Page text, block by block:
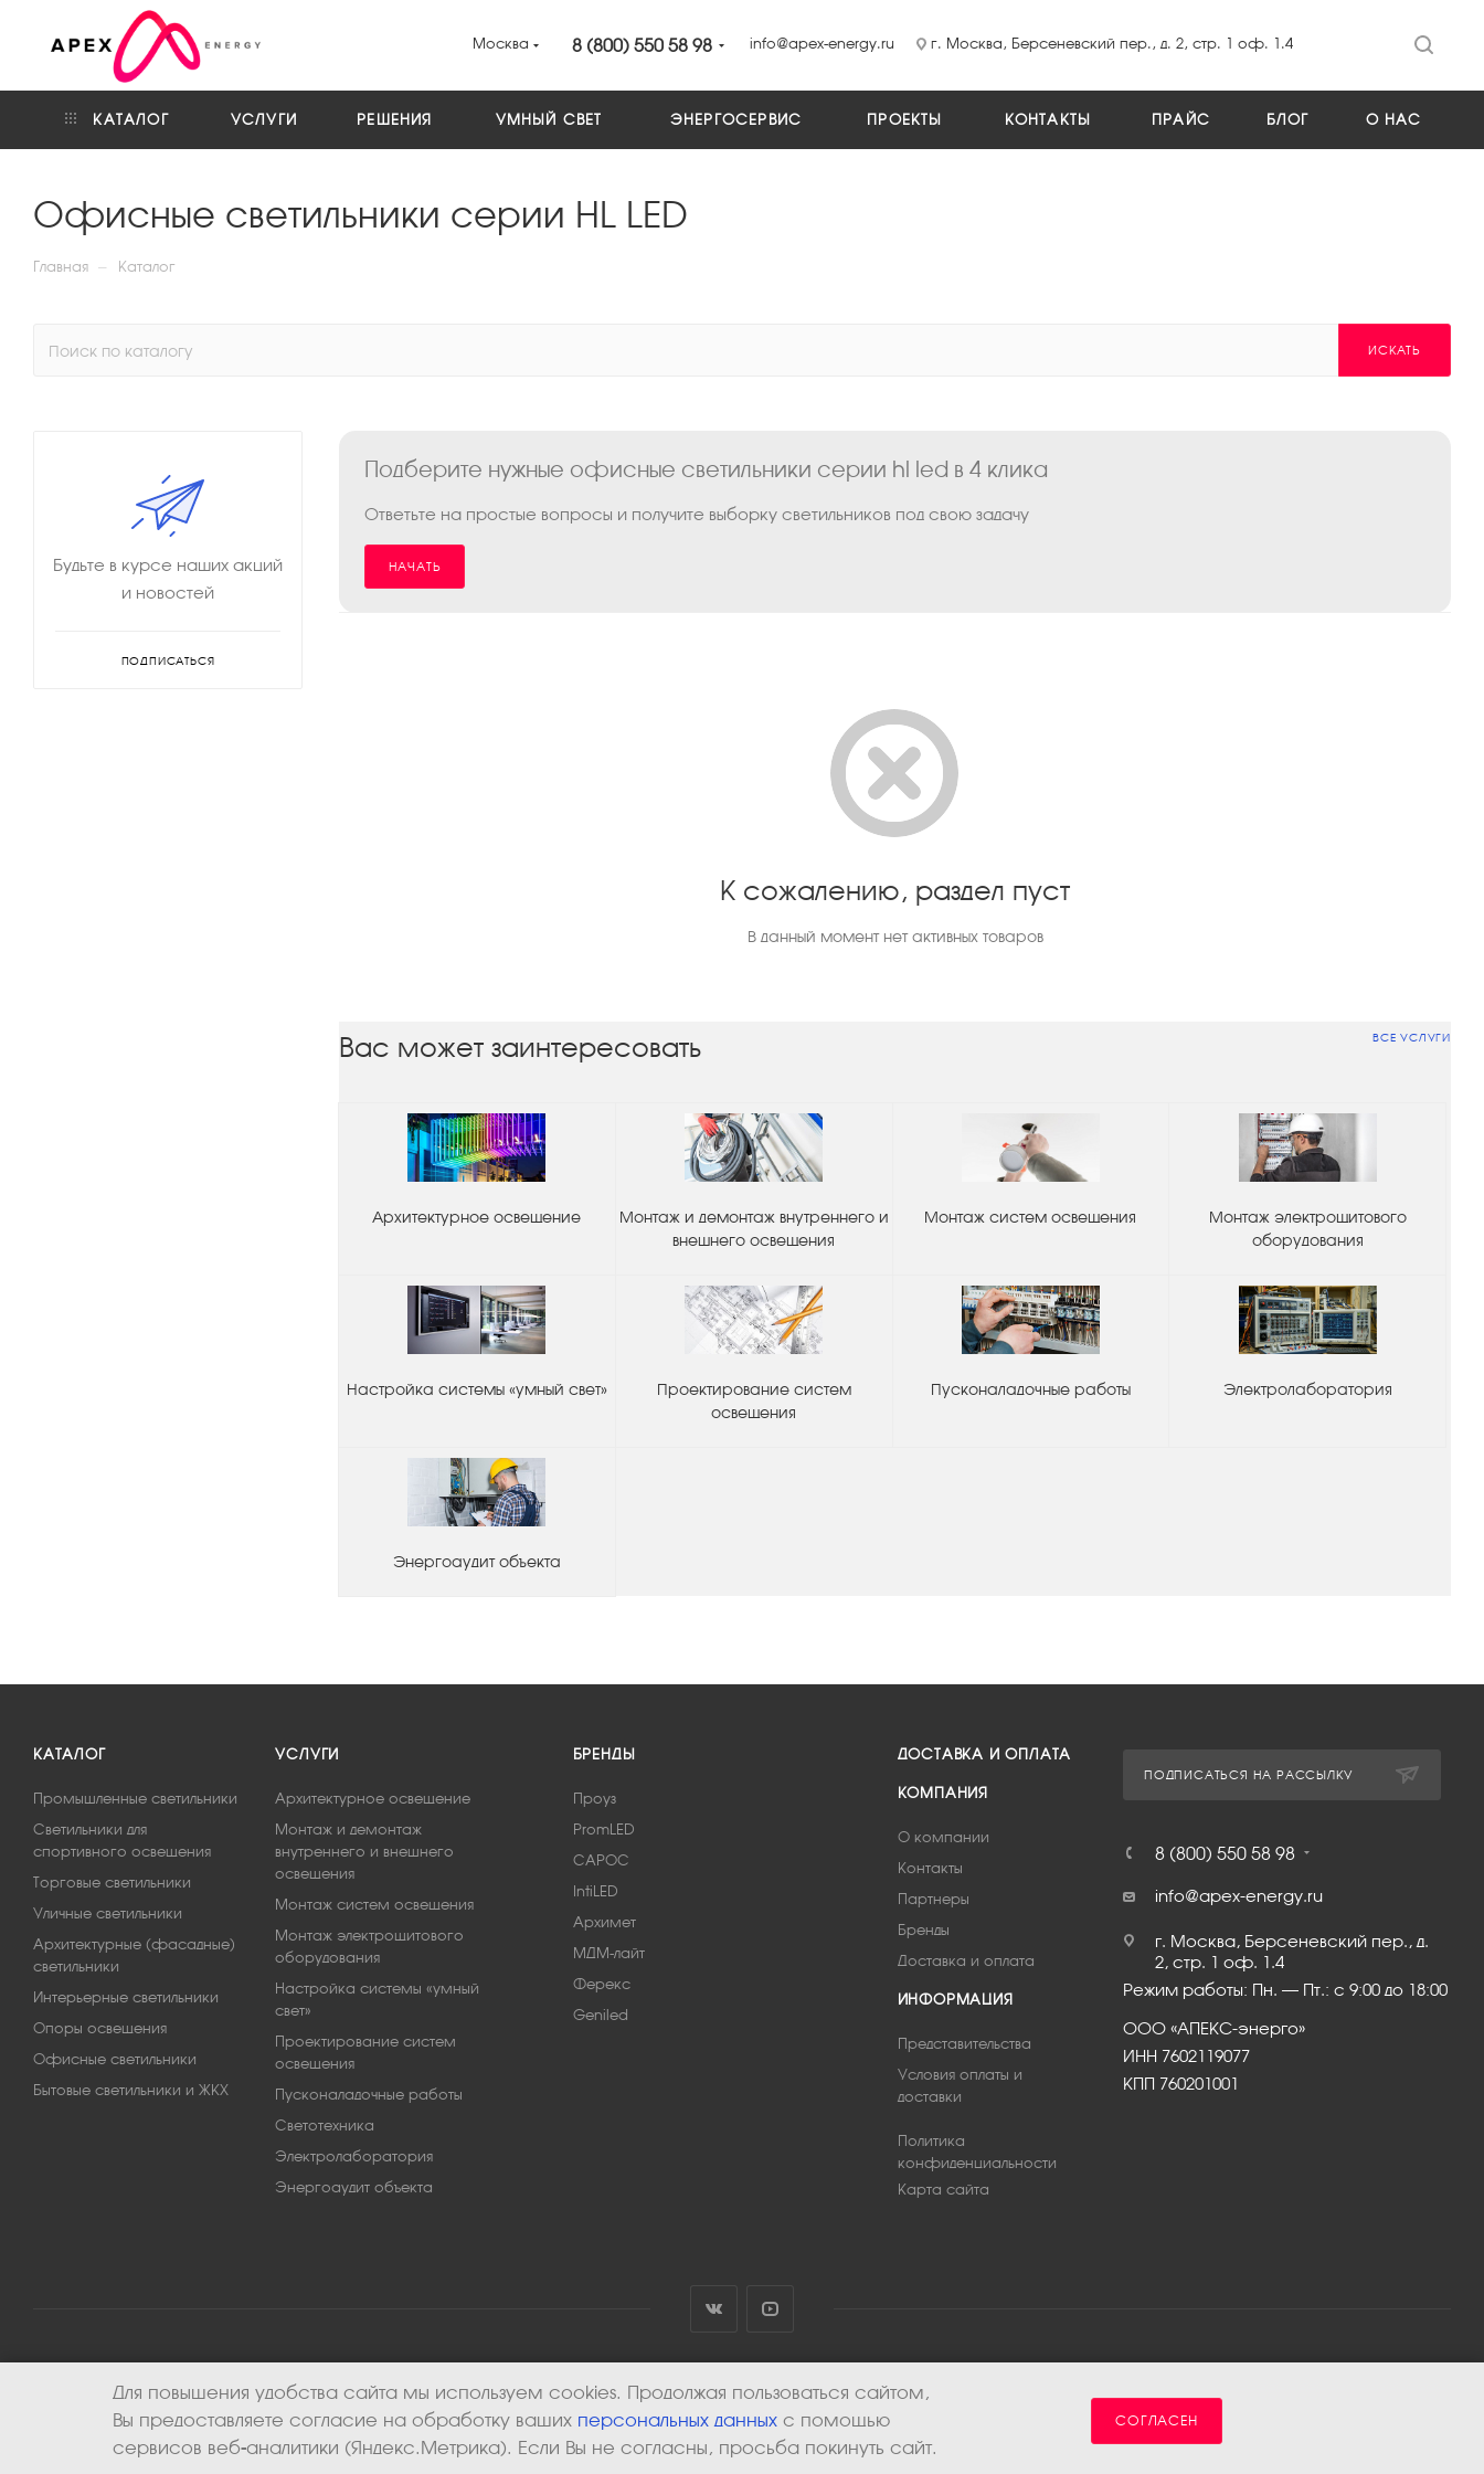
Москва 8 (800) 550 58 98 info@apex-energy.ru г. Москва, Берсеневский пер., д. 2, стр. 1 оф. 1.4
КАТАЛОГ УСЛУГИ РЕШЕНИЯ УМНЫЙ СВЕТ ЭНЕРГОСЕРВИС ПРОЕКТЫ КОНТАКТЫ ПРАЙС БЛОГ О НАС
Офисные светильники серии HL LED
Главная — Каталог
ИСКАТЬ
Подберите нужные офисные светильники серии hl led в 4 клика
Ответьте на простые вопросы и получите выборку светильников под свою задачу
НАЧАТЬ
К сожалению, раздел пуст
В данный момент нет активных товаров
Вас может заинтересовать ВСЕ УСЛУГИ
Архитектурное освещение
Монтаж и демонтаж внутреннего и
внешнего освещения
Монтаж систем освещения
Монтаж электрощитового
оборудования
Настройка системы «умный свет»
Проектирование систем
освещения
Пусконаладочные работы Электролаборатория
Энергоаудит объекта
Будьте в курсе наших акций
и новостей
ПОДПИСАТЬСЯ
КАТАЛОГ
Промышленные светильники
Светильники для
спортивного освещения
Торговые светильники
Уличные светильники
Архитектурные (фасадные)
светильники
Интерьерные светильники
Опоры освещения
Офисные светильники
Бытовые светильники и ЖКХ
УСЛУГИ
Архитектурное освещение
Монтаж и демонтаж
внутреннего и внешнего
освещения
Монтаж систем освещения
Монтаж электрощитового
оборудования
Настройка системы «умный
свет»
Проектирование систем
освещения
Пусконаладочные работы
Светотехника
Электролаборатория
Энергоаудит объекта
БРЕНДЫ
Проуз
PromLED
САРОС
IntiLED
Архимет
МДМ-лайт
Ферекс
Geniled
ДОСТАВКА И ОПЛАТА
КОМПАНИЯ
О компании
Контакты
Партнеры
Бренды
Доставка и оплата
ИНФОРМАЦИЯ
Представительства
Условия оплаты и
доставки
Политика
конфиденциальности
Карта сайта
ПОДПИСАТЬСЯ НА РАССЫЛКУ
8 (800) 550 58 98
info@apex-energy.ru
г. Москва, Берсеневский пер., д.
2, стр. 1 оф. 1.4
Режим работы: Пн. – Пт.: с 9:00 до 18:00
ООО «АПЕКС-энерго»
ИНН 7602119077
КПП 760201001
2026 © ООО «Апекс-энерго». Все права защищены.
Для повышения удобства сайта мы используем cookies. Продолжая пользоваться сайтом,
Вы предоставляете согласие на обработку ваших персональных данных с помощью
сервисов веб-аналитики (Яндекс.Метрика). Если Вы не согласны, просьба покинуть сайт.
СОГЛАСЕН